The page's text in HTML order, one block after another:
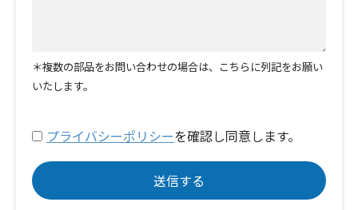
＊複数の部品をお問い合わせの場合は、こちらに列記をお願い
いたします。
プライバシーポリシーを確認し同意します。